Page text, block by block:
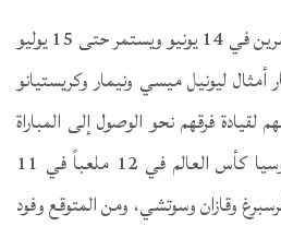
يبدأ كأس العالم الحادي والعشرين في 14 يونيو ويستمر حتى 15 يوليو
ليونيل ميسي ونيمار وكريستيانو
فرقهم نحو الوصول إلى المباراة
النهائية، وسوف تستضيف روسيا كأس العالم في 12 ملعباً في 11
وقازان وسوتشي، ومن المتوقع وفود